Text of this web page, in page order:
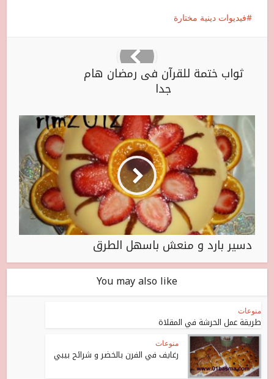
فيديوات دينية مختارة
ثواب ختمة للقرآن فى رمضان‏ هام
جدا
دسير بارد و منعش باسهل الطرق
You may also like
منوعات
طريقة عمل الحرشة في المقلاة
منوعات
رغايف في الفرن بالخضر و شرائح بيبي